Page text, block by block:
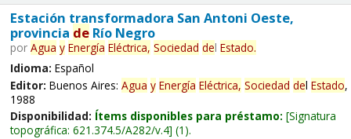
Estación transformadora San Antoni Oeste,
provincia deRío Negro
por Agua y Energía Eléctrica, Sociedad del Estado.
Idioma: Español
Editor: Buenos Aires: Agua y Energía Eléctrica, Sociedad del Estado,
1988
Disponibilidad: Ítems disponibles para préstamo: Signatura
topográfica: 621.374.5/A282/v.4 (1).